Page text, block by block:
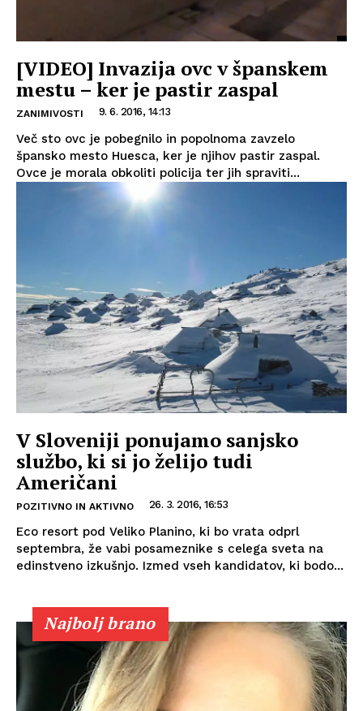
[VIDEO] Invazija ovc v španskem
mestu – ker je pastir zaspal
ZANIMIVOSTI 9. 6. 2016, 14:13
Več sto ovc je pobegnilo in popolnoma zavzelo
špansko mesto Huesca, ker je njihov pastir zaspal.
Ovce je morala obkoliti policija ter jih spraviti...
V Sloveniji ponujamo sanjsko
službo, ki si jo želijo tudi
Američani
POZITIVNO IN AKTIVNO 26. 3. 2016, 16:53
Eco resort pod Veliko Planino, ki bo vrata odprl
septembra, že vabi posameznike s celega sveta na
edinstveno izkušnjo. Izmed vseh kandidatov, ki bodo...
Najbolj brano